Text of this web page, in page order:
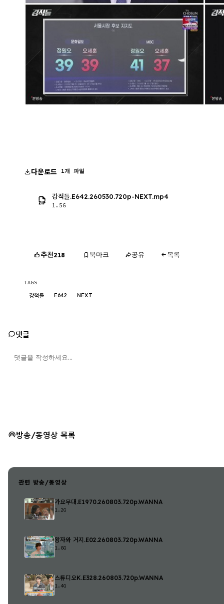
다운로드 1개 파일
강적들.E642.260530.720p-NEXT.mp4
1.5G
추천218 북마크 공유 목록
TAGS
강적들 E642 NEXT
댓글
방송/동영상 목록
관련 방송/동영상
가요무대.E1970.260803.720p.WANNA
1.2G
왕자와 거지.E02.260803.720p.WANNA
1.6G
스튜디오K.E328.260803.720p.WANNA
1.4G